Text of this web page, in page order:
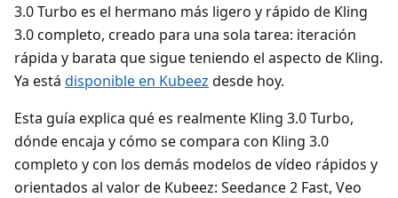
3.0 Turbo es el hermano más ligero y rápido de Kling
3.0 completo, creado para una sola tarea: iteración
rápida y barata que sigue teniendo el aspecto de Kling.
Ya está disponible en Kubeez desde hoy.
Esta guía explica qué es realmente Kling 3.0 Turbo,
dónde encaja y cómo se compara con Kling 3.0
completo y con los demás modelos de vídeo rápidos y
orientados al valor de Kubeez: Seedance 2 Fast, Veo